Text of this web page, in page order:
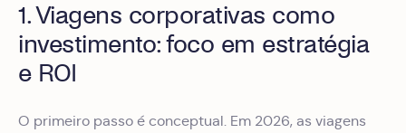
1. Viagens corporativas como
investimento: foco em estratégia
e ROI
O primeiro passo é conceptual. Em 2026, as viagens